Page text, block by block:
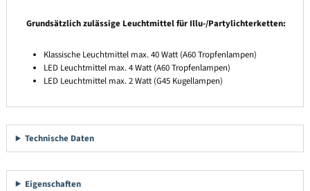
Grundsätzlich zulässige Leuchtmittel für Illu-/Partylichterketten:
Klassische Leuchtmittel max. 40 Watt (A60 Tropfenlampen)
LED Leuchtmittel max. 4 Watt (A60 Tropfenlampen)
LED Leuchtmittel max. 2 Watt (G45 Kugellampen)
Technische Daten
Eigenschaften